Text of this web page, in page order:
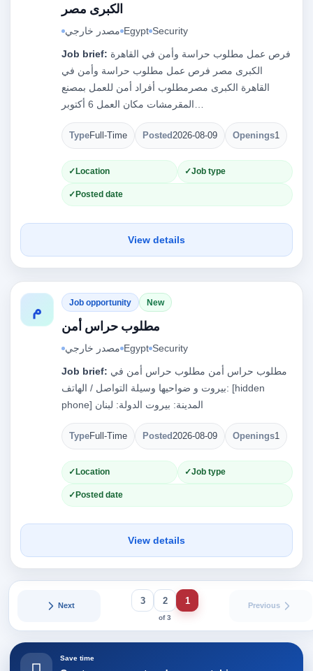
الكبرى مصر
مصدر خارجي Egypt Security
Job brief:
الكبرى مصر فرص عمل مطلوب حراسة وأمن في
القاهرة الكبرى مصرمطلوب أفراد أمن للعمل بمصنع
TypeFull-Time Posted2026-08-09 Openings1
Location Job type
Posted date
View details
م Job opportunity New
مطلوب حراس أمن
مصدر خارجي Egypt Security
Job brief:
بيروت و ضواحيها وسيلة التواصل / الهاتف: [hidden
phone] المدينة: بيروت الدولة: لبنان
TypeFull-Time Posted2026-08-09 Openings1
Location Job type
Posted date
View details
Previous
1
2
3
of 3
Next
Save time